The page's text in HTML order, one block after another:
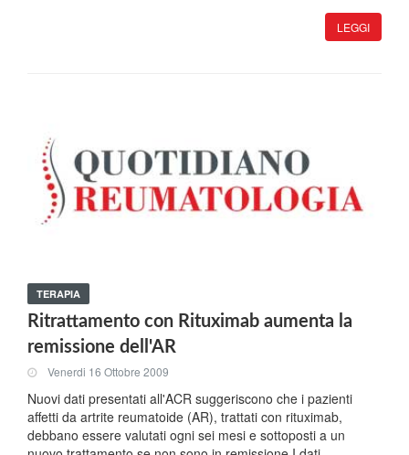
LEGGI
TERAPIA
Ritrattamento con Rituximab aumenta la
remissione dell'AR
Venerdi 16 Ottobre 2009
Nuovi dati presentati all'ACR suggeriscono che i pazienti
affetti da artrite reumatoide (AR), trattati con rituximab,
debbano essere valutati ogni sei mesi e sottoposti a un